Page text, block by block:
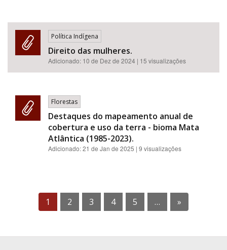
Política Indígena
Direito das mulheres.
Adicionado: 10 de Dez de 2024 | 15 visualizações
Florestas
Destaques do mapeamento anual de
cobertura e uso da terra - bioma Mata
Atlântica (1985-2023).
Adicionado:21 de Jan de 2025 | 9 visualizações
1 2 3 4 5 … »